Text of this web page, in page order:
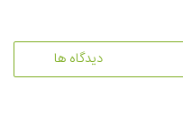
دیدگاه ها